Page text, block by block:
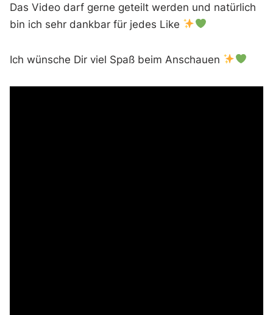
Das Video darf gerne geteilt werden und natürlich
bin ich sehr dankbar für jedes Like
Ich wünsche Dir viel Spaß beim Anschauen